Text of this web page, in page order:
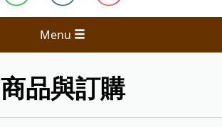
Menu
商品與訂購